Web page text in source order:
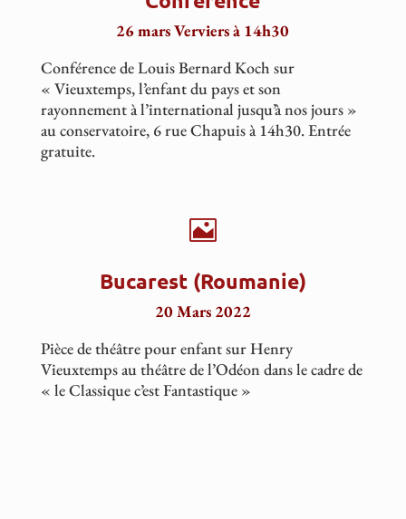
26 mars Verviers à 14h30
Conférence de Louis Bernard Koch sur
« Vieuxtemps, l’enfant du pays et son
rayonnement à l’international jusqu’à nos jours »
au conservatoire, 6 rue Chapuis à 14h30. Entrée
gratuite.

Bucarest (Roumanie)
20 Mars 2022
Pièce de théâtre pour enfant sur Henry
Vieuxtemps au théâtre de l’Odéon dans le cadre de
« le Classique c’est Fantastique »